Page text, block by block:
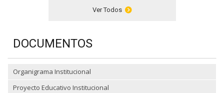
Ver Todos
DOCUMENTOS
Organigrama Institucional
Proyecto Educativo Institucional